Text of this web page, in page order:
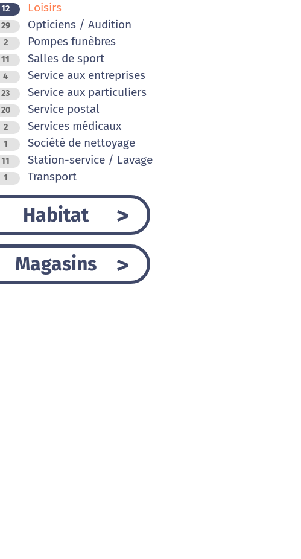
12 Loisirs
29 Opticiens / Audition
2 Pompes funèbres
11 Salles de sport
4 Service aux entreprises
23 Service aux particuliers
20 Service postal
2 Services médicaux
1 Société de nettoyage
11 Station-service / Lavage
1 Transport
Habitat
Magasins